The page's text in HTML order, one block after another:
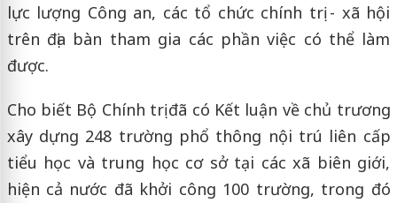
lực lượng Công an, các tổ chức chính trị - xã hội
trên địa bàn tham gia các phần việc có thể làm
được.
Cho biết Bộ Chính trị đã có Kết luận về chủ trương
xây dựng 248 trường phổ thông nội trú liên cấp
tiểu học và trung học cơ sở tại các xã biên giới,
hiện cả nước đã khởi công 100 trường, trong đó